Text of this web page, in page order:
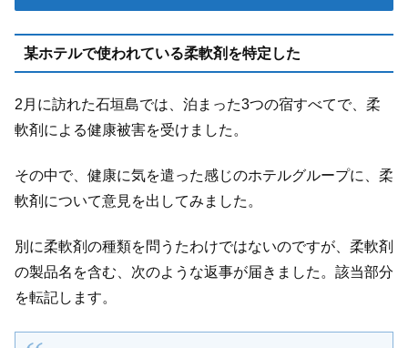
某ホテルで使われている柔軟剤を特定した
2月に訪れた石垣島では、泊まった3つの宿すべてで、柔
軟剤による健康被害を受けました。
その中で、健康に気を遣った感じのホテルグループに、柔
軟剤について意見を出してみました。
別に柔軟剤の種類を問うたわけではないのですが、柔軟剤
の製品名を含む、次のような返事が届きました。該当部分
を転記します。